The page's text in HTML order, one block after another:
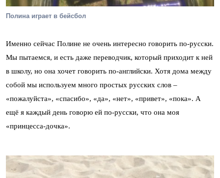
Полина играет в бейсбол
Именно сейчас Полине не очень интересно говорить по-русски.
Мы пытаемся, и есть даже переводчик, который приходит к ней
в школу, но она хочет говорить по-английски. Хотя дома между
собой мы используем много простых русских слов –
«пожалуйста», «спасибо», «да», «нет», «привет», «пока». А
ещё я каждый день говорю ей по-русски, что она моя
«принцесса-дочка».